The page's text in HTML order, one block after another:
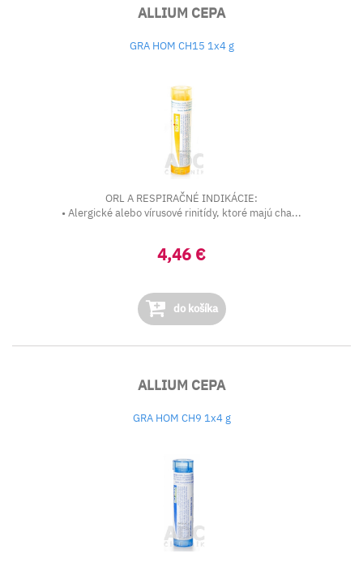
ALLIUM CEPA
GRA HOM CH15 1x4 g
ORL A RESPIRAČNÉ INDIKÁCIE:
• Alergické alebo vírusové rinitídy, ktoré majú cha...
4,46 €
do košíka
ALLIUM CEPA
GRA HOM CH9 1x4 g